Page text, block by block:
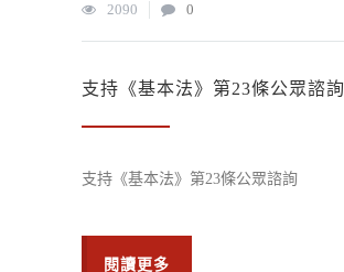
2090
0
支持《基本法》第23條公眾諮詢
支持《基本法》第23條公眾諮詢
閱讀更多